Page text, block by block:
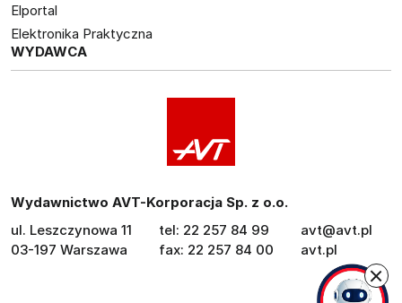
Elportal
Elektronika Praktyczna
WYDAWCA
Wydawnictwo AVT-Korporacja Sp. z o.o.
ul. Leszczynowa 11
03-197 Warszawa
tel: 22 257 84 99
fax: 22 257 84 00
avt@avt.pl
avt.pl